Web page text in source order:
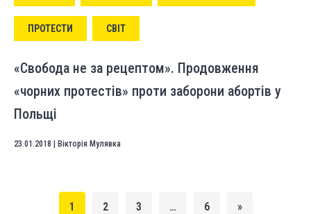
ПРОТЕСТИ СВІТ
«Свобода не за рецептом». Продовження
«чорних протестів» проти заборони абортів у
Польщі
23.01.2018 Вікторія Мулявка
1 2 3 … 6 »